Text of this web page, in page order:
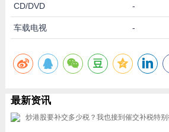
CD/DVD -
车载电视 -
最新资讯
炒港股要补交多少税？我也接到催交补税特